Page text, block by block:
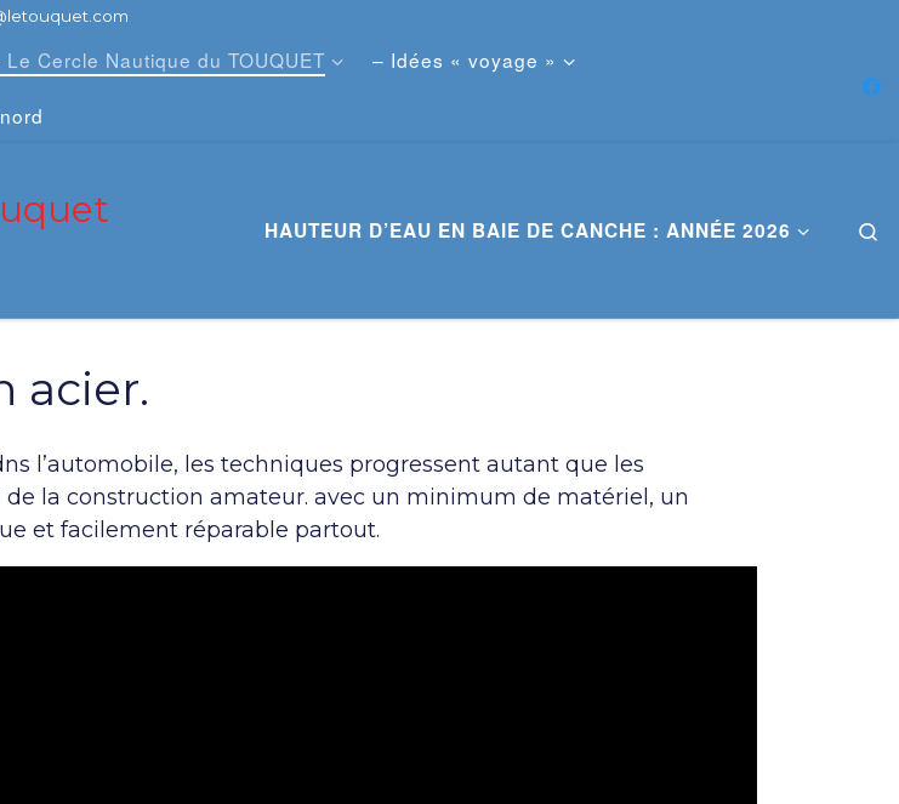
Le Cercle Nautique du TOUQUET – Idées « voyage »
HAUTEUR D’EAU EN BAIE DE CANCHE : ANNÉE 2026
acier.
l’automobile, les techniques progressent autant que les
la construction amateur. avec un minimum de matériel, un
et facilement réparable partout.